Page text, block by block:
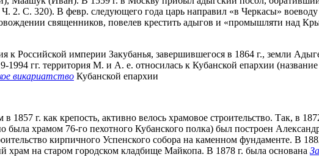
2. С. 320). В февр. следующего года царь направил «в Черкасы»
священников, повелев крестить адыгов и «промышляти над
к Российской империи Закубанья, завершившегося в 1864 г., земли
1994 гг. территория М. и А. е. относилась к Кубанской епархии
викариатство Кубанской епархии
1857 г. как крепость, активно велось храмовое строительство. Так, в
была храмом 76-го пехотного Кубанского полка) был построен
кирпичного Успенского собора на каменном фундаменте. В
храм на старом городском кладбище Майкопа. В 1878 г. была основана